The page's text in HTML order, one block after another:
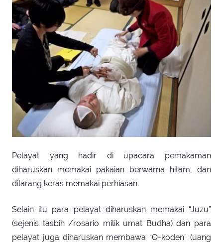
Pelayat yang hadir di upacara pemakaman
diharuskan memakai pakaian berwarna hitam, dan
dilarang keras memakai perhiasan.
Selain itu para pelayat diharuskan memakai “Juzu”
(sejenis tasbih /rosario milik umat Budha) dan para
pelayat juga diharuskan membawa “O-koden” (uang